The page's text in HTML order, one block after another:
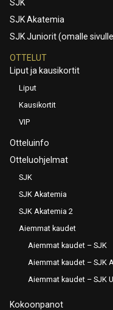
SJK
SJK Akatemia
SJK Juniorit (omalle
OTTELUT
Liput ja kausikortit
Liput
Kausikortit
VIP
Otteluinfo
Otteluohjelmat
SJK
SJK Akatemia
SJK Akatemia 2
Aiemmat kaudet
Aiemmat kaudet – SJK
Aiemmat kaudet – SJK
Aiemmat kaudet – SJK
Kokoonpanot